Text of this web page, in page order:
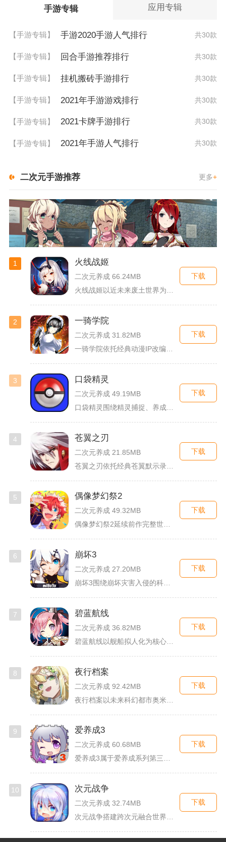
手游专辑 应用专辑
【手游专辑】 手游2020手游人气排行 共30款
【手游专辑】 回合手游推荐排行 共30款
【手游专辑】 挂机搬砖手游排行 共30款
【手游专辑】 2021年手游游戏排行 共30款
【手游专辑】 2021卡牌手游排行 共30款
【手游专辑】 2021年手游人气排行 共30款
二次元手游推荐 更多+
1 火线战姬
二次元养成 66.24MB
火线战姬以近未来废土世界为故事舞台，融合二次元战姬收集、轻策...
下载
2 一骑学院
二次元养成 31.82MB
下载
3 口袋精灵
二次元养成 49.19MB
下载
4 苍翼之刃
二次元养成 21.85MB
下载
5 偶像梦幻祭2
二次元养成 49.32MB
偶像梦幻祭2延续前作完整世界观，玩家以制作人身份陪伴49位少...
下载
6 崩坏3
二次元养成 27.20MB
下载
7 碧蓝航线
二次元养成 36.82MB
下载
8 夜行档案
二次元养成 92.42MB
下载
9 爱养成3
二次元养成 60.68MB
爱养成3属于爱养成系列第三部单机模拟养成手游，故事依托天使堕...
下载
10 次元战争
二次元养成 32.74MB
下载